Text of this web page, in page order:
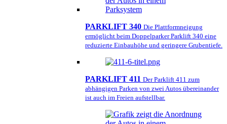
PARKLIFT 340 Die Plattformneigung
ermöglicht beim Doppelparker Parklift 340 eine
reduzierte Einbauhöhe und geringere Grubentiefe.
PARKLIFT 411 Der Parklift 411 zum
abhängigen Parken von zwei Autos übereinander
ist auch im Freien aufstellbar.